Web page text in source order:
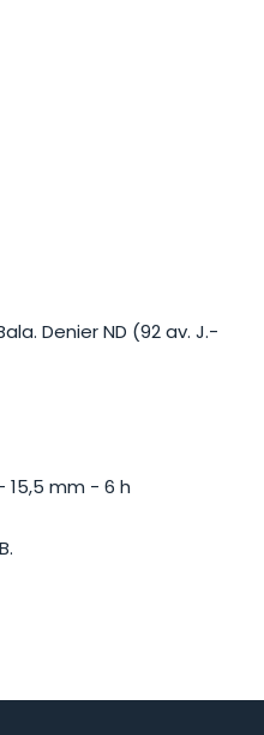
Denier ND (92 av. J.-
15,5 mm - 6 h